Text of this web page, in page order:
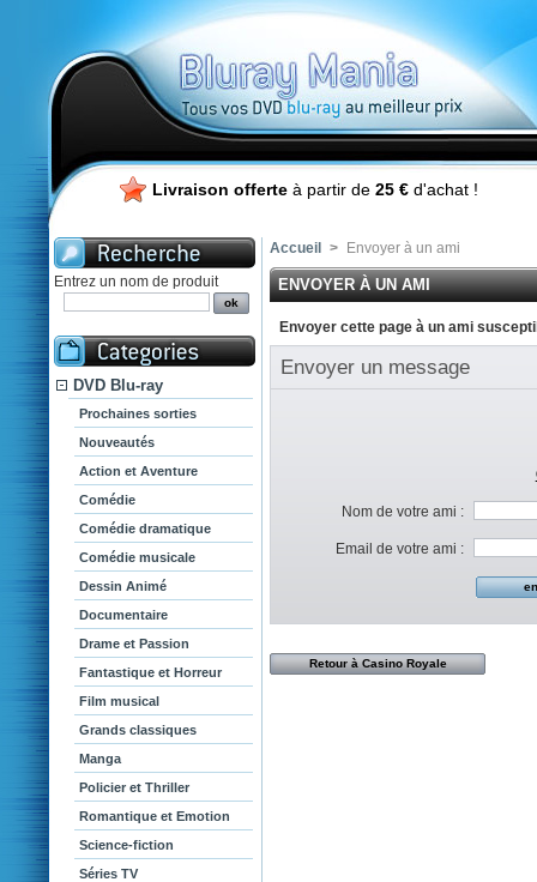
Livraison offerte à partir de 25 € d'achat !
Entrez un nom de produit
DVD Blu-ray
Prochaines sorties
Nouveautés
Action et Aventure
Comédie
Comédie dramatique
Comédie musicale
Dessin Animé
Documentaire
Drame et Passion
Fantastique et Horreur
Film musical
Grands classiques
Manga
Policier et Thriller
Romantique et Emotion
Science-fiction
Séries TV
Accueil > Envoyer à un ami
ENVOYER À UN AMI
Envoyer cette page à un ami
Envoyer un message
Nom de votre ami :
Email de votre ami :
Retour à Casino Royale